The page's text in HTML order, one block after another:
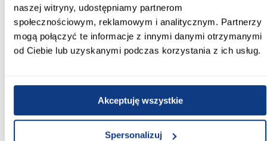
naszej witryny, udostępniamy partnerom
społecznościowym, reklamowym i analitycznym. Partnerzy
mogą połączyć te informacje z innymi danymi otrzymanymi
od Ciebie lub uzyskanymi podczas korzystania z ich usług.
Akceptuję wszystkie
Spersonalizuj
Inni Klienci sprawdzali również